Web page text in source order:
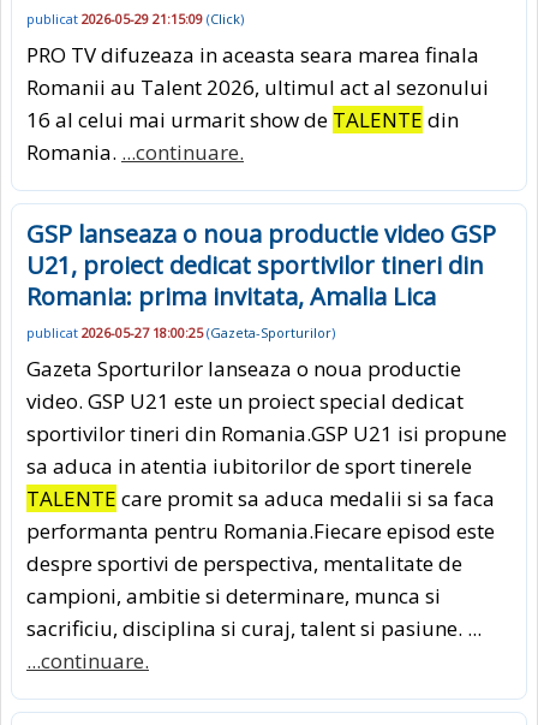
publicat 2026-05-29 21:15:09 (Click)
PRO TV difuzeaza in aceasta seara marea finala
Romanii au Talent 2026, ultimul act al sezonului
16 al celui mai urmarit show de TALENTE din
Romania. ...continuare.
GSP lanseaza o noua productie video GSP
U21, proiect dedicat sportivilor tineri din
Romania: prima invitata, Amalia Lica
publicat 2026-05-27 18:00:25(Gazeta-Sporturilor)
Gazeta Sporturilor lanseaza o noua productie
video. GSP U21 este un proiect special dedicat
sportivilor tineri din Romania.GSP U21 isi propune
sa aduca in atentia iubitorilor de sport tinerele
TALENTE care promit sa aduca medalii si sa faca
performanta pentru Romania.Fiecare episod este
despre sportivi de perspectiva, mentalitate de
campioni, ambitie si determinare, munca si
sacrificiu, disciplina si curaj, talent si pasiune. ...
...continuare.